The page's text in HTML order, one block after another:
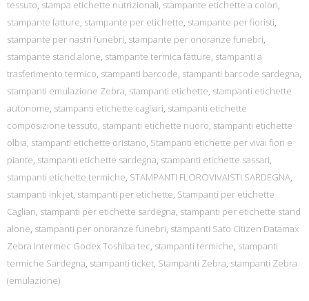
tessuto, stampa etichette nutrizionali, stampante etichette a colori,
stampante fatture, stampante per etichette, stampante per fioristi,
stampante per nastri funebri, stampante per onoranze funebri,
stampante stand alone, stampante termica fatture, stampanti a
trasferimento termico, stampanti barcode, stampanti barcode sardegna,
stampanti emulazione Zebra, stampanti etichette, stampanti etichette
autonome, stampanti etichette cagliari, stampanti etichette
composizione tessuto, stampanti etichette nuoro, stampanti etichette
olbia, stampanti etichette oristano, Stampanti etichette per vivai fiori e
piante, stampanti etichette sardegna, stampanti etichette sassari,
stampanti etichette termiche, STAMPANTI FLOROVIVAISTI SARDEGNA,
stampanti ink jet, stampanti per etichette, Stampanti per etichette
Cagliari, stampanti per etichette sardegna, stampanti per etichette stand
alone, stampanti per onoranze funebri, stampanti Sato Citizen Datamax
Zebra Intermec Godex Toshiba tec, stampanti termiche, stampanti
termiche Sardegna, stampanti ticket, Stampanti Zebra, stampanti Zebra
(emulazione)